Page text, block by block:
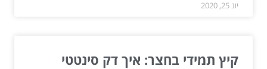
יונ 25, 2020
קיץ תמידי בחצר: איך דק סינטטי